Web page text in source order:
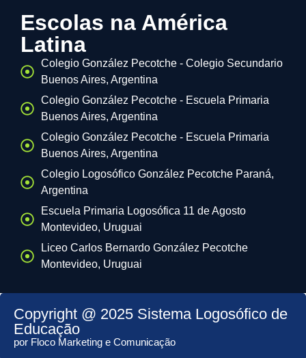
Escolas na América
Latina
Colegio González Pecotche - Colegio Secundario
Buenos Aires, Argentina
Colegio González Pecotche - Escuela Primaria
Buenos Aires, Argentina
Colegio González Pecotche - Escuela Primaria
Buenos Aires, Argentina
Colegio Logosófico González Pecotche Paraná,
Argentina
Escuela Primaria Logosófica 11 de Agosto
Montevideo, Uruguai
Liceo Carlos Bernardo González Pecotche
Montevideo, Uruguai
Copyright @ 2025 Sistema Logosófico de
Educação
por Floco Marketing e Comunicação